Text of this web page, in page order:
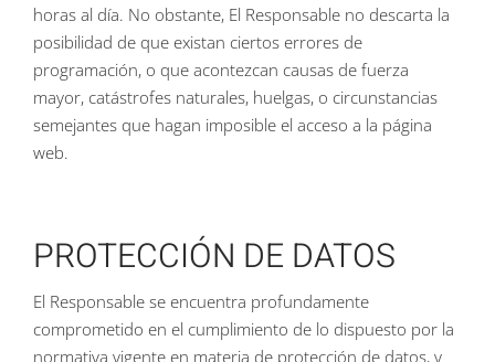
horas al día. No obstante, El Responsable no descarta la
posibilidad de que existan ciertos errores de
programación, o que acontezcan causas de fuerza
mayor, catástrofes naturales, huelgas, o circunstancias
semejantes que hagan imposible el acceso a la página
web.
PROTECCIÓN DE DATOS
El Responsable se encuentra profundamente
comprometido en el cumplimiento de lo dispuesto por la
normativa vigente en materia de protección de datos, y